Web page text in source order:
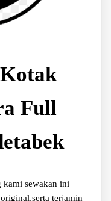
Full
kami sewakan ini
terjamin